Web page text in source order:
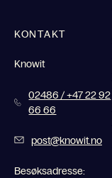
KONTAKT
Knowit
02486 / +47 22 92
66 66
post@knowit.no
Besøksadresse: